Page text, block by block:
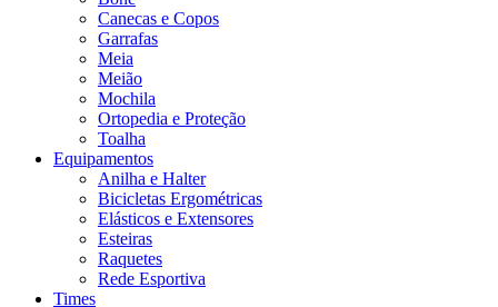
Canecas e Copos
Garrafas
Meia
Meião
Mochila
Ortopedia e Proteção
Toalha
Equipamentos
Anilha e Halter
Bicicletas Ergométricas
Elásticos e Extensores
Esteiras
Raquetes
Rede Esportiva
Times